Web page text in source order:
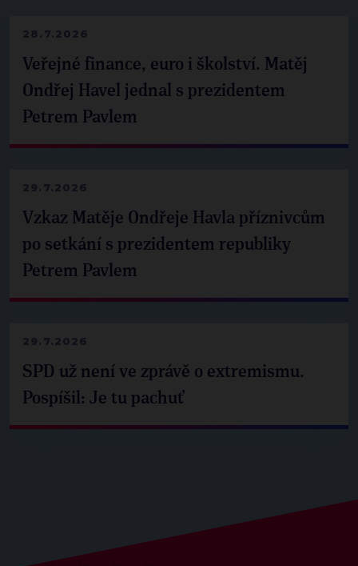
28.7.2026
Veřejné finance, euro i školství. Matěj
Ondřej Havel jednal s prezidentem
Petrem Pavlem
29.7.2026
Vzkaz Matěje Ondřeje Havla příznivcům
po setkání s prezidentem republiky
Petrem Pavlem
29.7.2026
SPD už není ve zprávě o extremismu.
Pospíšil: Je tu pachuť